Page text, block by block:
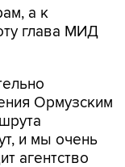
а к
глава МИД
Ормузским
и мы очень
агентство